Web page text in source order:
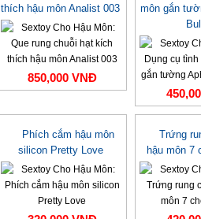
thích hậu môn Analist 003
850,000 VNĐ
môn gắn
Phích cắm hậu môn
silicon Pretty Love
Trứng
hậu môn 7